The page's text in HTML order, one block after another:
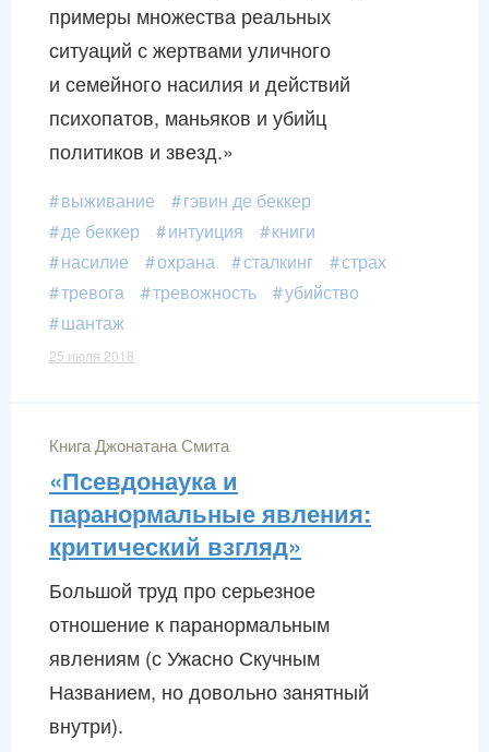
примеры множества реальных
ситуаций с жертвами уличного
и семейного насилия и действий
психопатов, маньяков и убийц
политиков и звезд.»
выживание
гэвин де беккер
де беккер
интуиция
книги
насилие
охрана сталкинг
страх
тревога
тревожность
убийство
шантаж
25 июля 2018
Книга Джонатана Смита
«Псевдонаука и
паранормальные явления:
критический взгляд»
Большой труд про серьезное
отношение к паранормальным
явлениям (с Ужасно Скучным
Названием, но довольно занятный
внутри).